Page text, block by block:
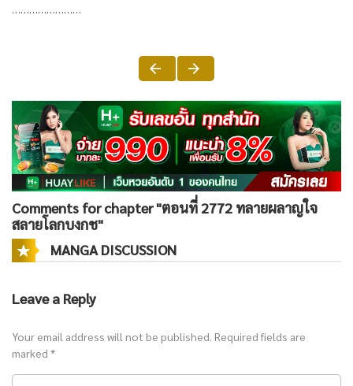
……………………
Comments for chapter "ตอนที่ 2772 ทลายผลาญใจ
สลายโลกบงกช"
MANGA DISCUSSION
Leave a Reply
Your email address will not be published. Required fields are
marked *